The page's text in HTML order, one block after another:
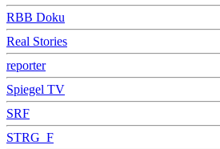
RBB Doku
Real Stories
reporter
Spiegel TV
SRF
STRG_F